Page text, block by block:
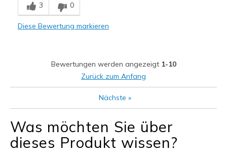
Comfortable
Geeignete Verwendung
Casual Wear
Sizing
Feels true to size
View On Shoes
Shoes are for Wearing
3 0
Diese Bewertung markieren
Bewertungen werden angezeigt 1-10
Zurück zum Anfang
Nächste »
Was möchten Sie über
dieses Produkt wissen?